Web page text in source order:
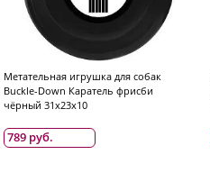
Метательная игрушка для собак
Buckle-Down Каратель фрисби
чёрный 31x23x10
789 руб.